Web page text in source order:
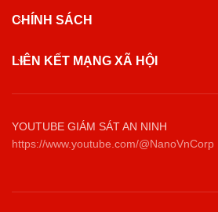
CHÍNH SÁCH
LIÊN KẾT MẠNG XÃ HỘI
YOUTUBE GIÁM SÁT AN NINH
https://www.youtube.com/@NanoVnCorp